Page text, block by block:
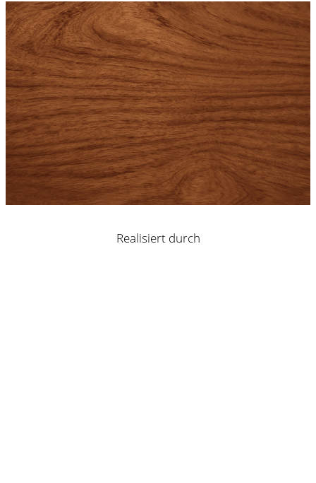
Realisiert durch